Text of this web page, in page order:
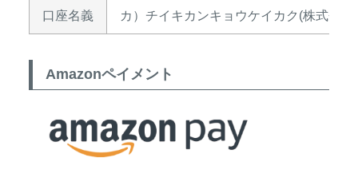
口座名義 カ）チイキカンキョウケイカク(株式会
Amazonペイメント